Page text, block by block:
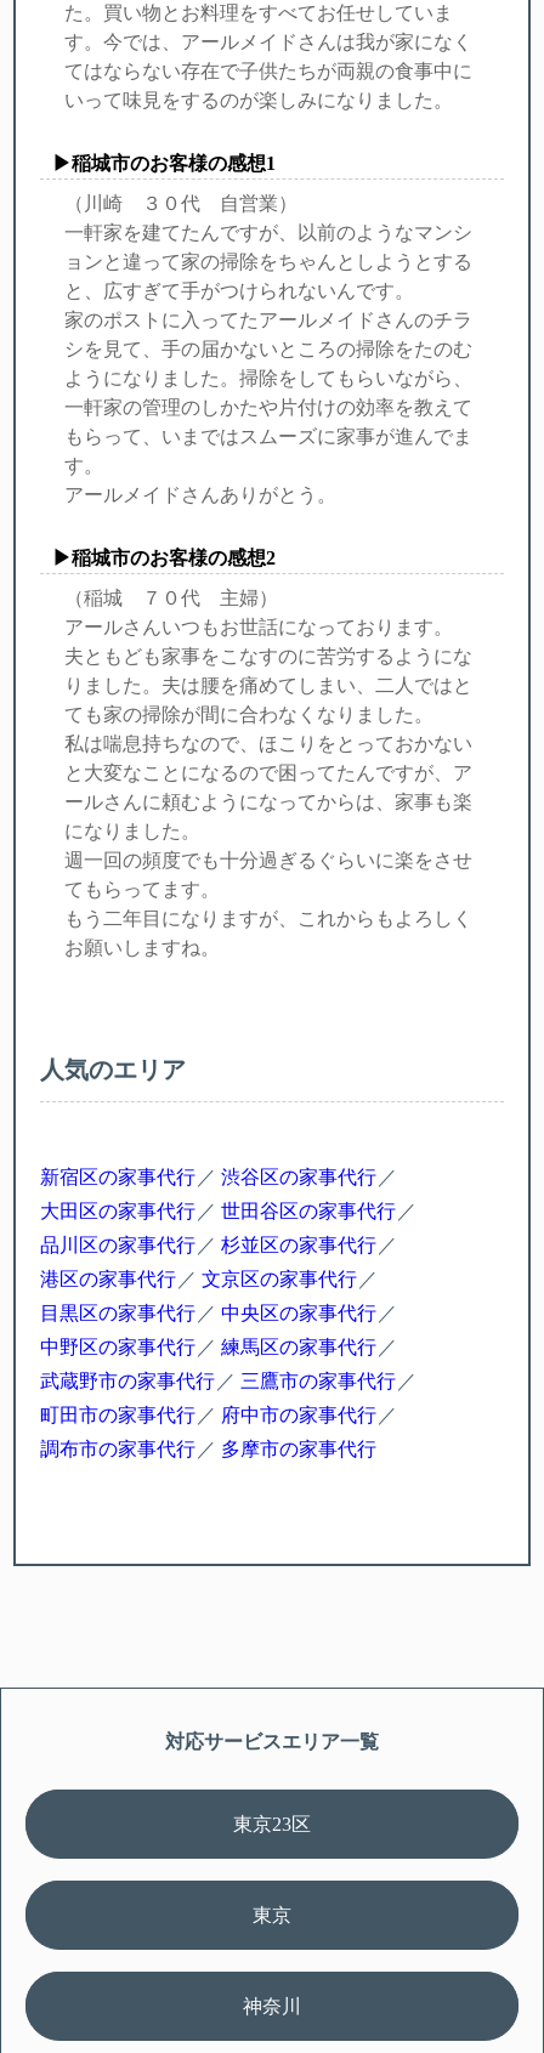
た。買い物とお料理をすべてお任せしていま
す。今では、アールメイドさんは我が家になく
てはならない存在で子供たちが両親の食事中に
いって味見をするのが楽しみになりました。
▶稲城市のお客様の感想1
（川崎 ３０代 自営業）
一軒家を建てたんですが、以前のようなマンシ
ョンと違って家の掃除をちゃんとしようとする
と、広すぎて手がつけられないんです。
家のポストに入ってたアールメイドさんのチラ
シを見て、手の届かないところの掃除をたのむ
ようになりました。掃除をしてもらいながら、
一軒家の管理のしかたや片付けの効率を教えて
もらって、いまではスムーズに家事が進んでま
す。
アールメイドさんありがとう。
▶稲城市のお客様の感想2
（稲城 ７０代 主婦）
アールさんいつもお世話になっております。
夫ともども家事をこなすのに苦労するようにな
りました。夫は腰を痛めてしまい、二人ではと
ても家の掃除が間に合わなくなりました。
私は喘息持ちなので、ほこりをとっておかない
と大変なことになるので困ってたんですが、ア
ールさんに頼むようになってからは、家事も楽
になりました。
週一回の頻度でも十分過ぎるぐらいに楽をさせ
てもらってます。
もう二年目になりますが、これからもよろしく
お願いしますね。
人気のエリア
新宿区の家事代行
渋谷区の家事代行
大田区の家事代行
世田谷区の家事代行
品川区の家事代行
杉並区の家事代行
港区の家事代行
文京区の家事代行
目黒区の家事代行
中央区の家事代行
中野区の家事代行
練馬区の家事代行
武蔵野市の家事代行
三鷹市の家事代行
町田市の家事代行
府中市の家事代行
調布市の家事代行
多摩市の家事代行
対応サービスエリア一覧
東京23区
東京
神奈川